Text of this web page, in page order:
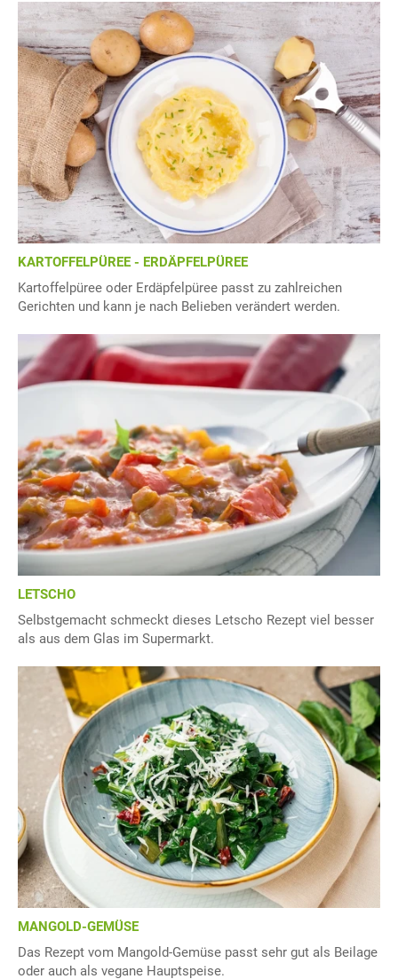
KARTOFFELPÜREE - ERDÄPFELPÜREE
Kartoffelpüree oder Erdäpfelpüree passt zu zahlreichen
Gerichten und kann je nach Belieben verändert werden.
LETSCHO
Selbstgemacht schmeckt dieses Letscho Rezept viel besser
als aus dem Glas im Supermarkt.
MANGOLD-GEMÜSE
Das Rezept vom Mangold-Gemüse passt sehr gut als Beilage
oder auch als vegane Hauptspeise.